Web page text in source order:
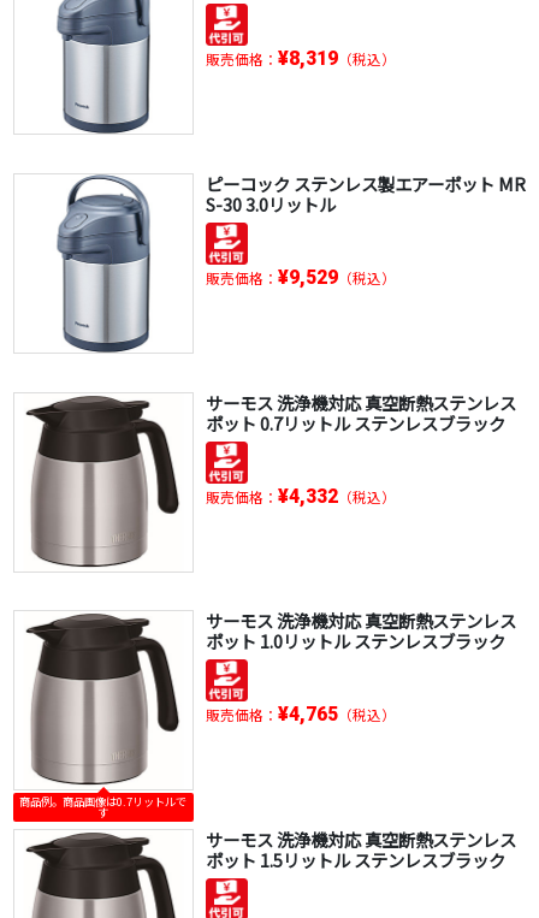
販売価格： ¥8,319（税込）
ピーコック ステンレス製エアーポット MR
S-30 3.0リットル
販売価格： ¥9,529（税込）
サーモス 洗浄機対応 真空断熱ステンレス
ポット 0.7リットル ステンレスブラック
販売価格： ¥4,332（税込）
商品例。商品画像は0.7リットルで
す
サーモス 洗浄機対応 真空断熱ステンレス
ポット 1.0リットル ステンレスブラック
販売価格： ¥4,765（税込）
サーモス 洗浄機対応 真空断熱ステンレス
ポット 1.5リットル ステンレスブラック